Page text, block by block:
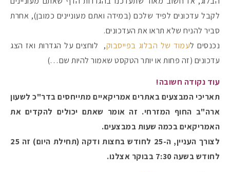
לקבל עדכונים לפיד שלכם (במידה ואתם מעוניינים כמובן), אחרת
סביר להניח שלא תראו את העדכונים.
נכנסים לעמוד של הבלוג בפייסבוק, לוחצים על הגדרות ואז הצג
עדכונים (זה פחות או יותר הטקסט שאמור להיות שם…)
עוד נקודה חשובה!
תאריכי המבצעים באתרים אמריקאיים מתייחסים בדר"כ לשעון
ארה"ב החוף המזרחי. זה אומר שאתם יכולים להקדים את
האמריקאים בכמה שעות במבצעים.
לצורך העניין, ה-25 לחודש בחצות ודקה (תחילת היום) זה 25
לחודש בשעה 7:30 בבוקר אצלנו.